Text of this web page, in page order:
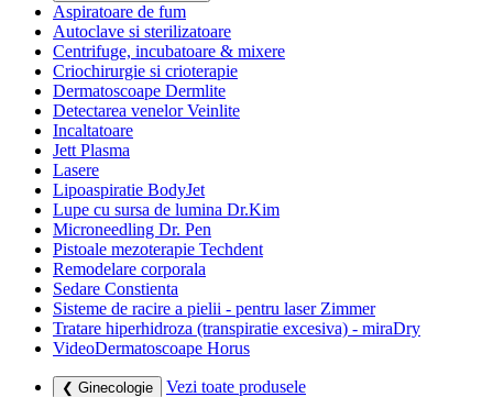
Aspiratoare de fum
Autoclave si sterilizatoare
Centrifuge, incubatoare & mixere
Criochirurgie si crioterapie
Dermatoscoape Dermlite
Detectarea venelor Veinlite
Incaltatoare
Jett Plasma
Lasere
Lipoaspiratie BodyJet
Lupe cu sursa de lumina Dr.Kim
Microneedling Dr. Pen
Pistoale mezoterapie Techdent
Remodelare corporala
Sedare Constienta
Sisteme de racire a pielii - pentru laser Zimmer
Tratare hiperhidroza (transpiratie excesiva) - miraDry
VideoDermatoscoape Horus
❮ Ginecologie
Vezi toate produsele